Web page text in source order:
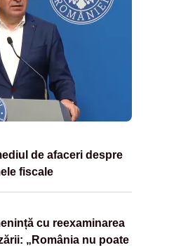
de afaceri despre
fiscale
cu reexaminarea
„România nu poate